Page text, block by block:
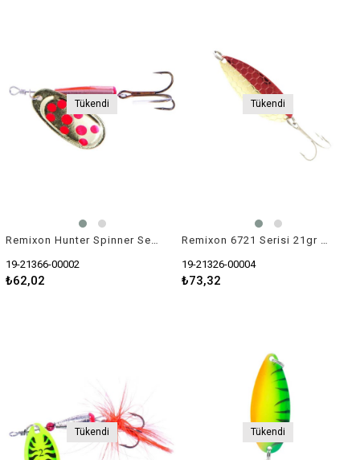
Tükendi
19-21366-00002
₺62,02
Tükendi
19-21326-00004
₺73,32
Tükendi Tükendi